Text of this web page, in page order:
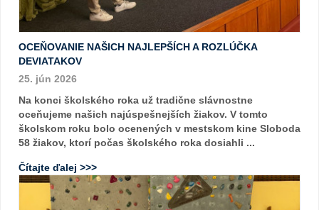
OCEŇOVANIE NAŠICH NAJLEPŠÍCH A ROZLÚČKA
DEVIATAKOV
25. jún 2026
Na konci školského roka už tradične slávnostne
oceňujeme našich najúspešnejších žiakov. V tomto
školskom roku bolo ocenených v mestskom kine Sloboda
58 žiakov, ktorí počas školského roka dosiahli ...
Čítajte ďalej >>>